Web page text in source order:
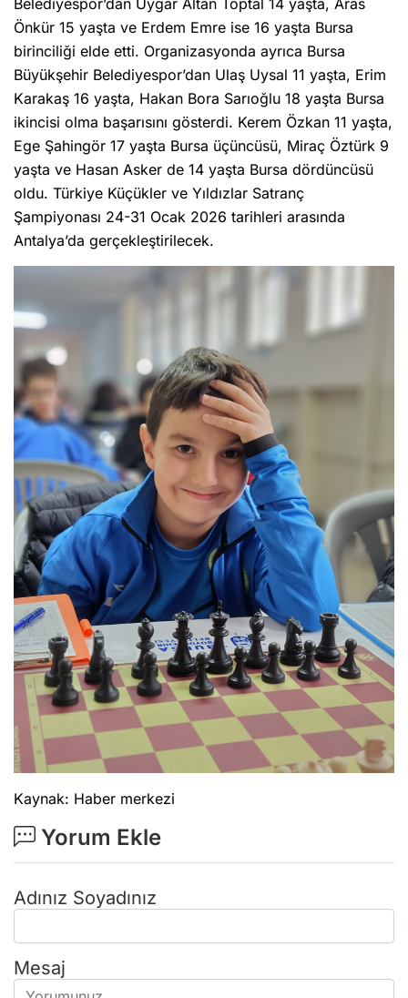
Önkür 15 yaşta ve Erdem Emre ise 16 yaşta Bursa
birinciliği elde etti. Organizasyonda ayrıca Bursa
Büyükşehir Belediyespor’dan Ulaş Uysal 11 yaşta, Erim
Karakaş 16 yaşta, Hakan Bora Sarıoğlu 18 yaşta Bursa
ikincisi olma başarısını gösterdi. Kerem Özkan 11 yaşta,
Ege Şahingör 17 yaşta Bursa üçüncüsü, Miraç Öztürk 9
yaşta ve Hasan Asker de 14 yaşta Bursa dördüncüsü
oldu. Türkiye Küçükler ve Yıldızlar Satranç
Şampiyonası 24-31 Ocak 2026 tarihleri arasında
Antalya’da gerçekleştirilecek.
Kaynak: Haber merkezi
Yorum Ekle
Adınız Soyadınız
Mesaj